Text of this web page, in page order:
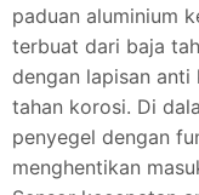
paduan aluminium
terbuat dari baja
dengan lapisan
tahan korosi. Di
penyegel dengan
menghentikan